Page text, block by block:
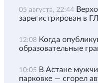
05 августа, 22:44
зарегистрирован в
12:08 Когда
образовательные
10:05 В Астане
парковке — сгорел